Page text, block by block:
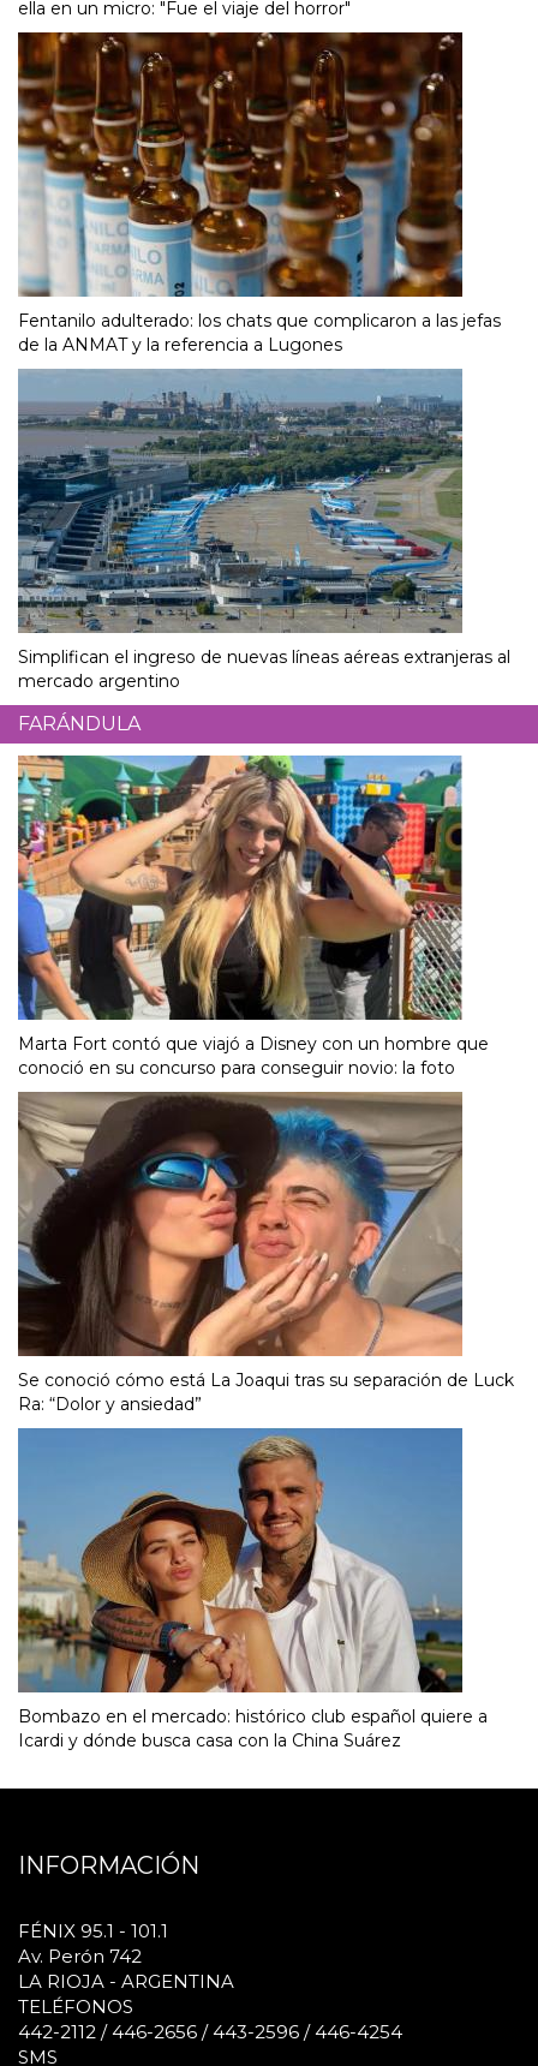
ella en un micro: "Fue el viaje del horror"
Fentanilo adulterado: los chats que complicaron a las jefas
de la ANMAT y la referencia a Lugones
Simplifican el ingreso de nuevas líneas aéreas extranjeras al
mercado argentino
FARÁNDULA
Marta Fort contó que viajó a Disney con un hombre que
conoció en su concurso para conseguir novio: la foto
Se conoció cómo está La Joaqui tras su separación de Luck
Ra: “Dolor y ansiedad”
Bombazo en el mercado: histórico club español quiere a
Icardi y dónde busca casa con la China Suárez
INFORMACIÓN
FÉNIX 95.1 - 101.1
Av. Perón 742
LA RIOJA - ARGENTINA
TELÉFONOS
442-2112 / 446-2656 / 443-2596 / 446-4254
SMS